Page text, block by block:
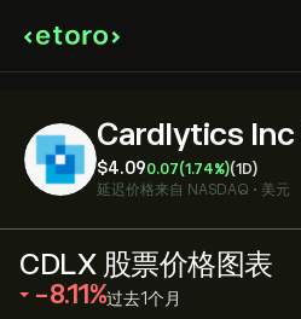
Cardlytics Inc
‎$‎4.090.07(1.74%)(1D)
延迟价格来自 NASDAQ • 美元
CDLX 股票价格图表
‎-8.11‎ 过去1个月